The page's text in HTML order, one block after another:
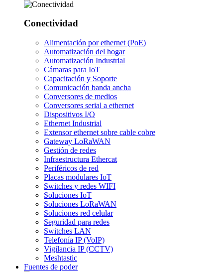
Conectividad
Alimentación por ethernet (PoE)
Automatización del hogar
Automatización Industrial
Cámaras para IoT
Capacitación y Soporte
Comunicación banda ancha
Conversores de medios
Conversores serial a ethernet
Dispositivos I/O
Ethernet Industrial
Extensor ethernet sobre cable cobre
Gateway LoRaWAN
Gestión de redes
Infraestructura Ethercat
Periféricos de red
Placas modulares IoT
Switches y redes WIFI
Soluciones IoT
Soluciones LoRaWAN
Soluciones red celular
Seguridad para redes
Switches LAN
Telefonía IP (VoIP)
Vigilancia IP (CCTV)
Meshtastic
Fuentes de poder